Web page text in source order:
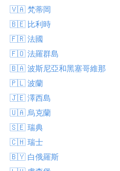
🇻🇦 梵蒂岡
🇧🇪 比利時
🇫🇷 法國
🇫🇴 法羅群島
🇧🇦 波斯尼亞和黑塞哥維那
🇵🇱 波蘭
🇯🇪 澤西島
🇺🇦 烏克蘭
🇸🇪 瑞典
🇨🇭 瑞士
🇧🇾 白俄羅斯